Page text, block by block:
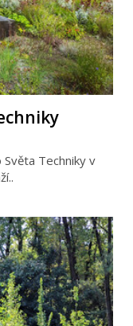
Techniky v